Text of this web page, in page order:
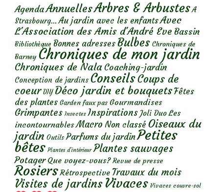
AgendaAnnuellesArbres & Arbustes A
Strasbourg... Au jardin avec les enfantsAvec
L'Association des Amis d'André Eve Bassin
Bibliothèque Bonnes adresses Bulbes Chroniques de
Barney Chroniques de mon jardin
Chroniques de Nala Coaching-jardin
Conception de jardins ConseilsCoups de
coeur DIY Déco jardin et bouquetsFêtes
des plantes Garden faux pas Gourmandises
Grimpantes Insectes Inspirations Joli Duo Les
incontournables Macro Non classé Oiseaux du
jardin Outils Parfums du jardinPetites
bêtes Plantes d’intérieur Plantes sauvages
Potager Que voyez-vous? Revue de presse
Rosiers Rétrospective Travaux du mois
Visites de jardins Vivaces Vivaces couvre-sol